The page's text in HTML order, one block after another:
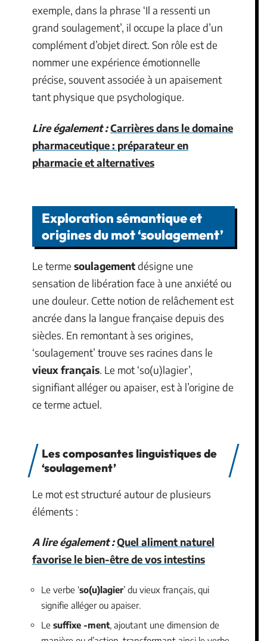
exemple, dans la phrase ‘Il a ressenti un
grand soulagement’, il occupe la place d’un
complément d’objet direct. Son rôle est de
nommer une expérience émotionnelle
précise, souvent associée à un apaisement
tant physique que psychologique.
Lire également :Carrières dans le domaine
pharmaceutique : préparateur en
pharmacie et alternatives
Exploration sémantique et
origines du mot ‘soulagement’
Le terme soulagementdésigne une
sensation de libération face à une anxiété ou
une douleur. Cette notion de relâchement est
ancrée dans la langue française depuis des
siècles. En remontant à ses origines,
‘soulagement’ trouve ses racines dans le
vieux français. Le mot ‘so(u)lagier’,
signifiant alléger ou apaiser, est à l’origine de
ce terme actuel.
Les composantes linguistiques de
‘soulagement’
Le mot est structuré autour de plusieurs
éléments :
A lire également :Quel aliment naturel
favorise le bien-être de vos intestins
Le verbe ‘so(u)lagier’ du vieux français, qui
signifie alléger ou apaiser.
Le suffixe -ment, ajoutant une dimension de